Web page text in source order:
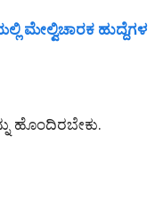
ಮೇಲ್ವಿಚಾರಕ ಹುದ್ದೆಗಳ
ಹೊಂದಿರಬೇಕು.